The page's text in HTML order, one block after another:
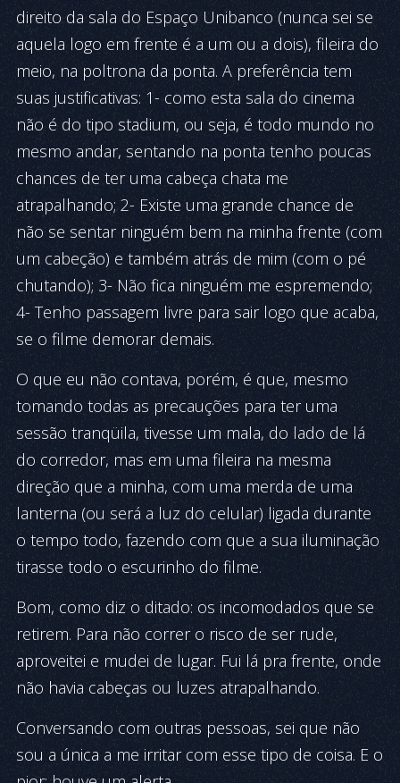
direito da sala do Espaço Unibanco (nunca sei se
aquela logo em frente é a um ou a dois), fileira do
meio, na poltrona da ponta. A preferência tem
suas justificativas: 1- como esta sala do cinema
não é do tipo stadium, ou seja, é todo mundo no
mesmo andar, sentando na ponta tenho poucas
chances de ter uma cabeça chata me
atrapalhando; 2- Existe uma grande chance de
não se sentar ninguém bem na minha frente (com
um cabeção) e também atrás de mim (com o pé
chutando); 3- Não fica ninguém me espremendo;
4- Tenho passagem livre para sair logo que acaba,
se o filme demorar demais.
O que eu não contava, porém, é que, mesmo
tomando todas as precauções para ter uma
sessão tranqüila, tivesse um mala, do lado de lá
do corredor, mas em uma fileira na mesma
direção que a minha, com uma merda de uma
lanterna (ou será a luz do celular) ligada durante
o tempo todo, fazendo com que a sua iluminação
tirasse todo o escurinho do filme.
Bom, como diz o ditado: os incomodados que se
retirem. Para não correr o risco de ser rude,
aproveitei e mudei de lugar. Fui lá pra frente, onde
não havia cabeças ou luzes atrapalhando.
Conversando com outras pessoas, sei que não
sou a única a me irritar com esse tipo de coisa. E o